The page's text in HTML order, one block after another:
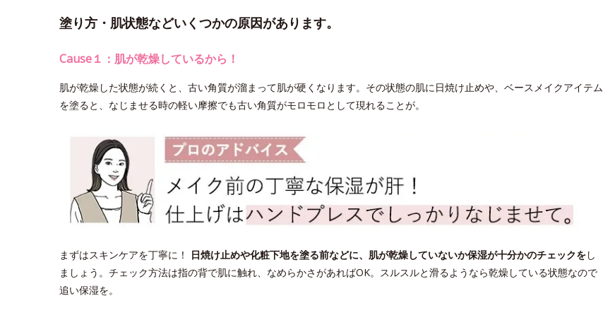
塗り方・肌状態などいくつかの原因があります。
Cause１：肌が乾燥しているから！
肌が乾燥した状態が続くと、古い角質が溜まって肌が硬くなります。その状態の肌に日焼け止めや、ベースメイクアイテム
を塗ると、なじませる時の軽い摩擦でも古い角質がモロモロとして現れることが。
まずはスキンケアを丁寧に！ 日焼け止めや化粧下地を塗る前などに、肌が乾燥していないか保湿が十分かのチェックをし
ましょう。チェック方法は指の背で肌に触れ、なめらかさがあればOK。スルスルと滑るようなら乾燥している状態なので
追い保湿を。